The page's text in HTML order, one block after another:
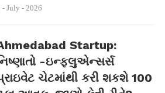
- July - 2026
Startup:
-ઇન્ફ્લુએન્સર્સ
ચેટમાંથી કરી શકશે 100